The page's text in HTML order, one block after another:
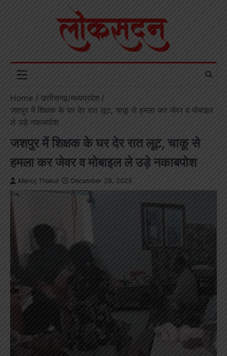
Home
छत्तीसगढ़/मध्यप्रदेश
जशपुर में शिक्षक के घर देर रात लूट, चाकू से हमला कर जेवर व मोबाइल
ले उड़े नकाबपोश
जशपुर में शिक्षक के घर देर रात लूट, चाकू से
हमला कर जेवर व मोबाइल ले उड़े नकाबपोश
Manoj Thakur December 28, 2025